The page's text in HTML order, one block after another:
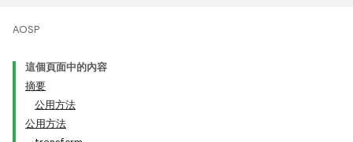
AOSP
這個頁面中的內容
摘要
公用方法
公用方法